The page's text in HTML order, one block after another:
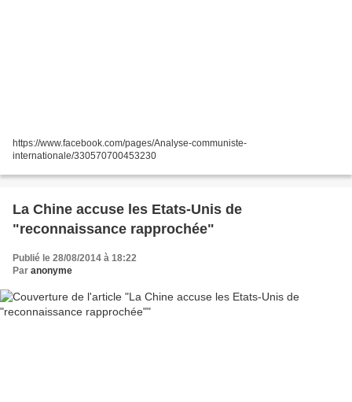
https://www.facebook.com/pages/Analyse-communiste-
internationale/330570700453230
La Chine accuse les Etats-Unis de
"reconnaissance rapprochée"
Publié le 28/08/2014 à 18:22
Par anonyme